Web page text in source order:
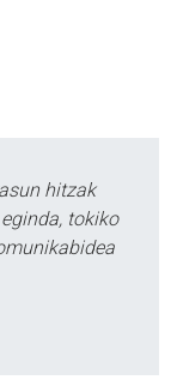
hitzak
tokiko